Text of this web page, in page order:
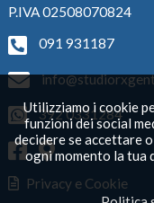
P.IVA 02508070824
091 931187
392 0331284
Privacy e Cookie
Utilizziamo i cookie
funzioni dei social
decidere se accettare
ogni momento la tua